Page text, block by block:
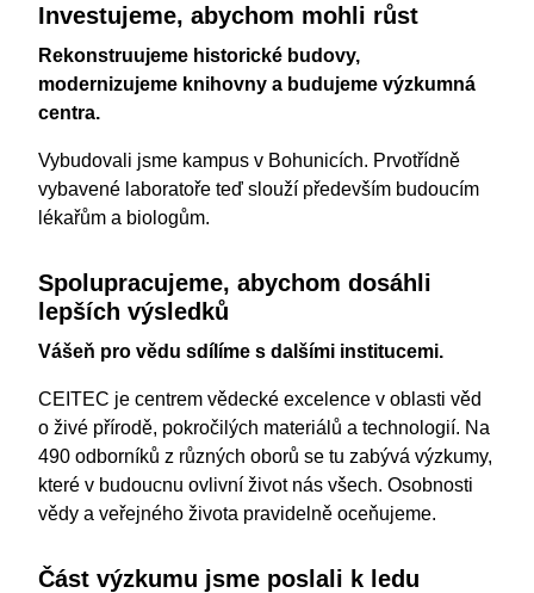
Investujeme, abychom mohli růst
Rekonstruujeme historické budovy,
modernizujeme knihovny a budujeme výzkumná
centra.
Vybudovali jsme kampus v Bohunicích. Prvotřídně
vybavené laboratoře teď slouží především budoucím
lékařům a biologům.
Spolupracujeme, abychom dosáhli
lepších výsledků
Vášeň pro vědu sdílíme s dalšími institucemi.
CEITEC je centrem vědecké excelence v oblasti věd
o živé přírodě, pokročilých materiálů a technologií. Na
490 odborníků z různých oborů se tu zabývá výzkumy,
které v budoucnu ovlivní život nás všech. Osobnosti
vědy a veřejného života pravidelně oceňujeme.
Část výzkumu jsme poslali k ledu